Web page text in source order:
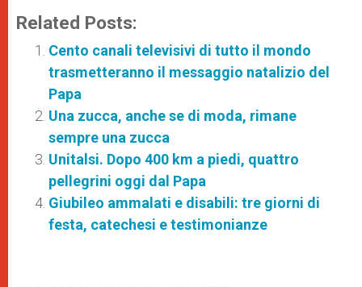
Related Posts:
Cento canali televisivi di tutto il mondo
trasmetteranno il messaggio natalizio del
Papa
Una zucca, anche se di moda, rimane
sempre una zucca
Unitalsi. Dopo 400 km a piedi, quattro
pellegrini oggi dal Papa
Giubileo ammalati e disabili: tre giorni di
festa, catechesi e testimonianze